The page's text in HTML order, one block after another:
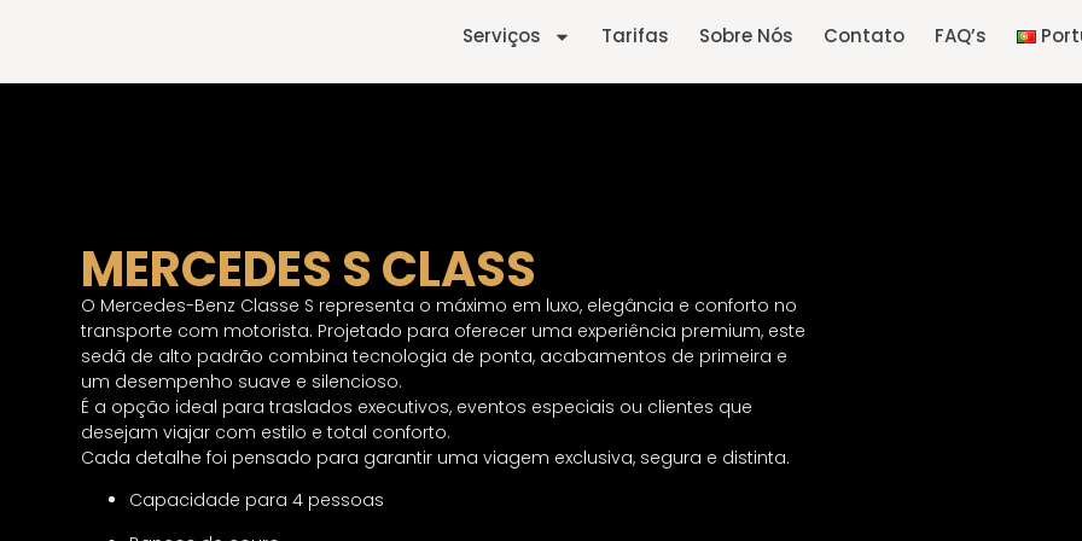
Serviços Tarifas Sobre Nós Contato FAQ’s
MERCEDES S CLASS
O Mercedes-Benz Classe S representa o máximo em luxo, elegância e conforto no
transporte com motorista. Projetado para oferecer uma experiência premium, este
sedã de alto padrão combina tecnologia de ponta, acabamentos de primeira e
um desempenho suave e silencioso.
É a opção ideal para traslados executivos, eventos especiais ou clientes que
desejam viajar com estilo e total conforto.
Cada detalhe foi pensado para garantir uma viagem exclusiva, segura e distinta.
Capacidade para 4 pessoas